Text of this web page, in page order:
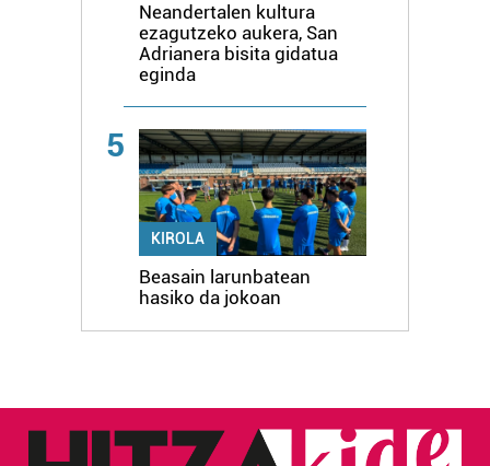
Neandertalen kultura
ezagutzeko aukera, San
Adrianera bisita gidatua
eginda
5
KIROLA
Beasain larunbatean
hasiko da jokoan